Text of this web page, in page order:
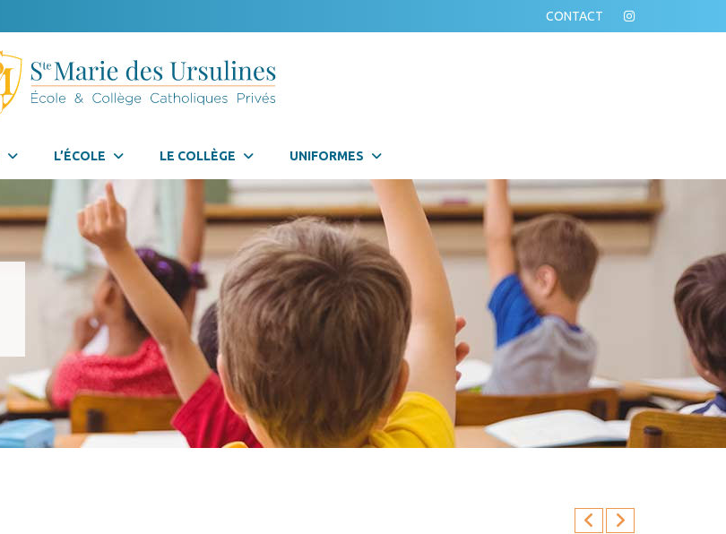
CONTACT
L’ÉCOLE LE COLLÈGE UNIFORMES